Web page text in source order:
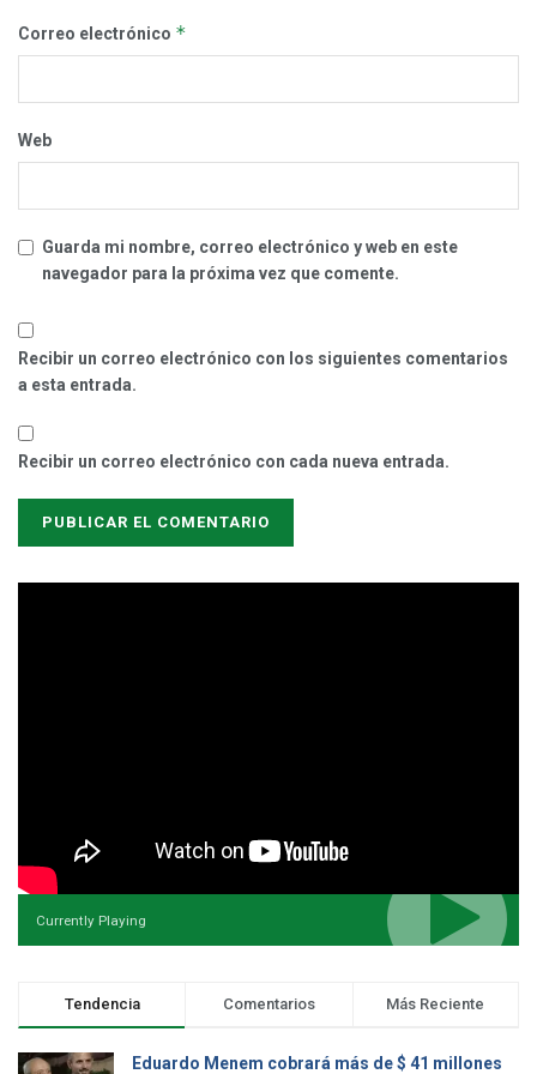
Correo electrónico *
Web
Guarda mi nombre, correo electrónico y web en este
navegador para la próxima vez que comente.
Recibir un correo electrónico con los siguientes comentarios
a esta entrada.
Recibir un correo electrónico con cada nueva entrada.
Currently Playing
Tendencia Comentarios Más Reciente
Eduardo Menem cobrará más de $ 41 millones